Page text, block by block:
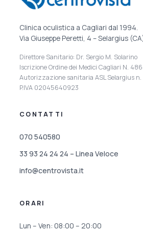
Clinica oculistica a Cagliari dal 1994.
Via Giuseppe Peretti, 4 – Selargius
Direttore Sanitario: Dr. Sergio M. Solarino
Iscrizione Ordine dei Medici Cagliari N.
Autorizzazione sanitaria ASL Selargius n.
P.IVA 02045640923
CONTATTI
070 540580
33 93 24 24 24 – Linea Veloce
info@centrovista.it
ORARI
Lun – Ven: 08:00 – 20:00